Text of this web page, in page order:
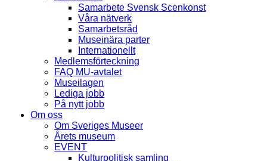
Samarbete Svensk Scenkonst
Våra nätverk
Samarbetsråd
Museinära parter
Internationellt
Medlemsförteckning
FAQ MU-avtalet
Museilagen
Lediga jobb
På nytt jobb
Om oss
Om Sveriges Museer
Årets museum
EVENT
Kulturpolitisk samling